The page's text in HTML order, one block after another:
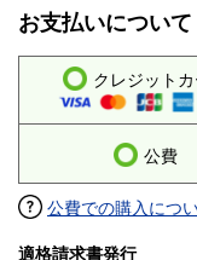
お支払いについて
クレジットカ
公費
公費での購入につ
適格請求書発行